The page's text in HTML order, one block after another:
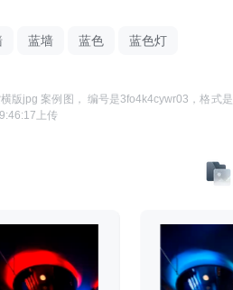
蓝墙 蓝色 蓝色灯
版jpg 案例图 ， 编号是3fo4k4cywr03 ，格式是
上传